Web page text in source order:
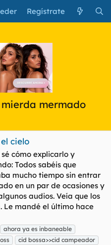
Regístrate
mermado
cielo
cómo explicarlo y
Todos sabéis que
mucho tiempo sin entrar
en un par de ocasiones y
audios. Veía que los
Le mandé el último hace
ahora ya es inbaneable
cid bossa>>cid campeador